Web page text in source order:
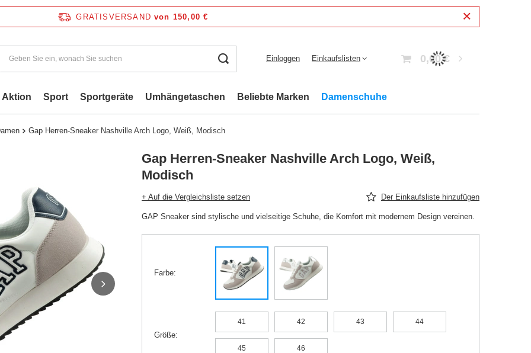
GRATISVERSAND von 150,00 €
Einloggen Einkaufslisten 0,00 €
Aktion Sport Sportgeräte Umhängetaschen Beliebte Marken Damenschuhe
Gap Herren-Sneaker Nashville Arch Logo, Weiß, Modisch
Gap Herren-Sneaker Nashville Arch Logo, Weiß,
Modisch
+ Auf die Vergleichsliste setzen Der Einkaufsliste hinzufügen
GAP Sneaker sind stylische und vielseitige Schuhe, die Komfort mit modernem Design vereinen.
Farbe
Größe
41 42 43 44
45 46